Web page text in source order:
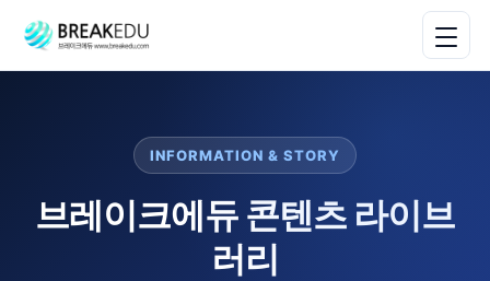
INFORMATION & STORY
브레이크에듀 콘텐츠 라이브
러리